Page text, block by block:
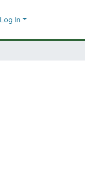
Log In